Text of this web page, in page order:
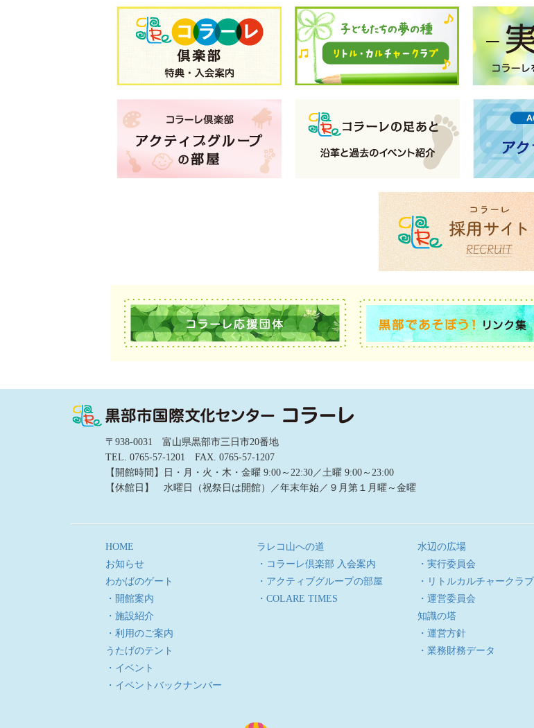
〒938-0031 富山県黒部市三日市20番地
TEL. 0765-57-1201 FAX. 0765-57-1207
【開館時間】日・月・火・木・金曜 9:00～22:30／土曜 9:00～23:00
【休館日】 水曜日（祝祭日は開館）／年末年始／９月第１月曜～金曜
HOME
お知らせ
わかばのゲート
・開館案内
・施設紹介
・利用のご案内
うたげのテント
・イベント
・イベントバックナンバー
ラレコ山への道
・コラーレ倶楽部 入会案内
・アクティブグループの部屋
・COLARE TIMES
水辺の広場
・実行委員会
・リトルカルチャークラブ
・運営委員会
知識の塔
・運営方針
・業務財務データ